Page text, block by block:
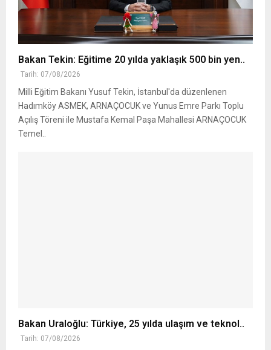
Bakan Tekin: Eğitime 20 yılda yaklaşık 500 bin yen..
Tarih: 07/08/2026
Milli Eğitim Bakanı Yusuf Tekin, İstanbul'da düzenlenen
Hadımköy ASMEK, ARNAÇOCUK ve Yunus Emre Parkı Toplu
Açılış Töreni ile Mustafa Kemal Paşa Mahallesi ARNAÇOCUK
Temel..
Bakan Uraloğlu: Türkiye, 25 yılda ulaşım ve teknol..
Tarih: 07/08/2026